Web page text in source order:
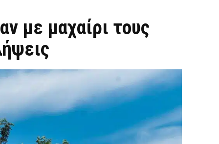
με μαχαίρι τους